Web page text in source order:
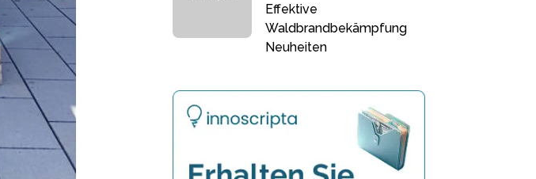
Effektive
Waldbrandbekämpfung
Neuheiten